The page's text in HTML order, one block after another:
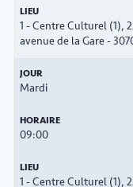
1 - Centre Culturel (1),
avenue de la Gare -
Mardi
09:00
1 - Centre Culturel (1),